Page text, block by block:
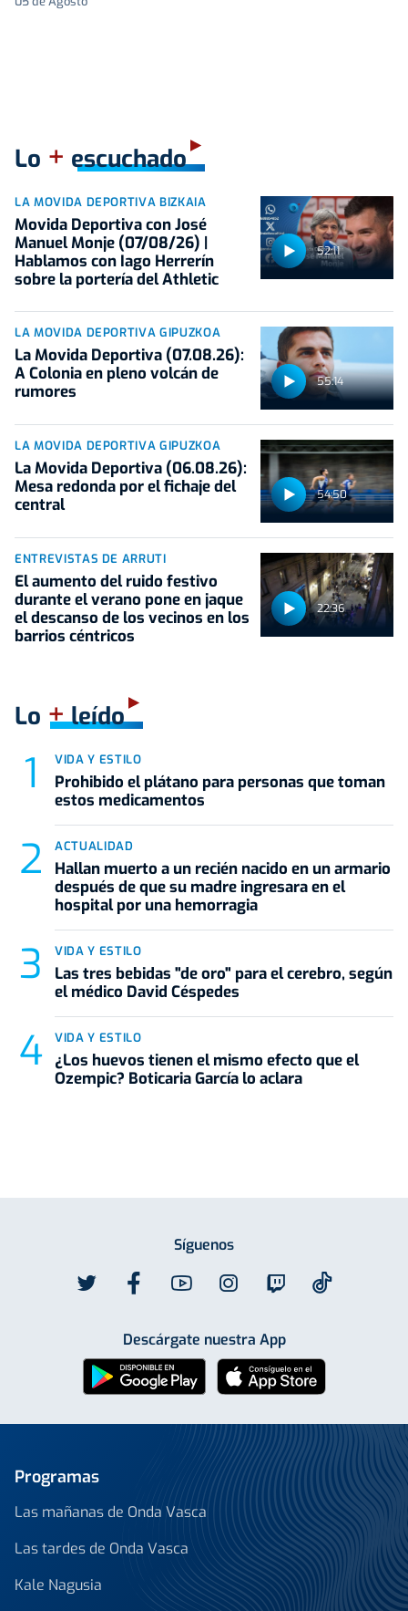
Lo + escuchado
52:11
LA MOVIDA DEPORTIVA BIZKAIA
Movida Deportiva con José
Manuel Monje (07/08/26) |
Hablamos con Iago Herrerín
sobre la portería del Athletic
55:14
LA MOVIDA DEPORTIVA GIPUZKOA
La Movida Deportiva (07.08.26):
A Colonia en pleno volcán de
rumores
54:50
LA MOVIDA DEPORTIVA GIPUZKOA
La Movida Deportiva (06.08.26):
Mesa redonda por el fichaje del
central
22:36
ENTREVISTAS DE ARRUTI
El aumento del ruido festivo
durante el verano pone en jaque
el descanso de los vecinos en los
barrios céntricos
Lo +leído
VIDA Y ESTILO
Prohibido el plátano para personas que toman
estos medicamentos
ACTUALIDAD
Hallan muerto a un recién nacido en un armario
después de que su madre ingresara en el
hospital por una hemorragia
VIDA Y ESTILO
Las tres bebidas "de oro" para el cerebro, según
el médico David Céspedes
VIDA Y ESTILO
¿Los huevos tienen el mismo efecto que el
Ozempic? Boticaria García lo aclara
Síguenos
Descárgate nuestra App
Programas
Las mañanas de Onda Vasca
Las tardes de Onda Vasca
Kale Nagusia